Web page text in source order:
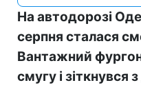
На автодорозі
серпня сталася
Вантажний фургон
смугу і зіткнувся